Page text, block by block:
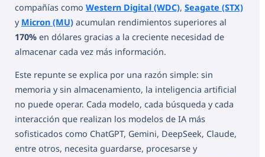
compañías como Western Digital (WDC), Seagate (STX)
y Micron (MU) acumulan rendimientos superiores al
170% en dólares gracias a la creciente necesidad de
almacenar cada vez más información.
Este repunte se explica por una razón simple: sin
memoria y sin almacenamiento, la inteligencia artificial
no puede operar. Cada modelo, cada búsqueda y cada
interacción que realizan los modelos de IA más
sofisticados como ChatGPT, Gemini, DeepSeek, Claude,
entre otros, necesita guardarse, procesarse y